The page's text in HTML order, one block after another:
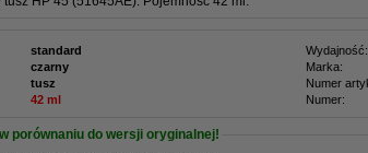
standard Wydajność:
czarny Marka:
tusz Numer
42 ml Numer:
w porównaniu do wersji oryginalnej!